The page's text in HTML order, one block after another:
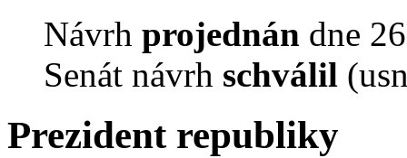
Návrh projednán dne
Senát návrh schválil
Prezident republiky